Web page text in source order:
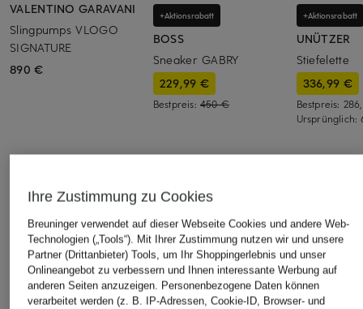
VALENTINO GARAVANI
Slingpumps VLOGO
SIGNATURE
890 €
+Aktionsrabatt
BOSS
Sneaker GABRY
229,99 €
Bestpreis: 450 €
+Aktionsrabatt
UNÜTZER
Stiefelette
336,99 €
Bestpreis:
Ursprünglich:
Ihre Zustimmung zu Cookies
Breuninger verwendet auf dieser Webseite Cookies und andere Web-
Technologien („Tools“). Mit Ihrer Zustimmung nutzen wir und unsere
Partner (Drittanbieter) Tools, um Ihr Shoppingerlebnis und unser
Onlineangebot zu verbessern und Ihnen interessante Werbung auf
anderen Seiten anzuzeigen. Personenbezogene Daten können
verarbeitet werden (z. B. IP-Adressen, Cookie-ID, Browser- und